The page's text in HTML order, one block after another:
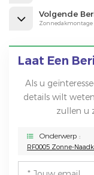
Volgende
Laat Een
Als u
details wilt
zullen u
Onderwerp :
RF0005 Zonne-